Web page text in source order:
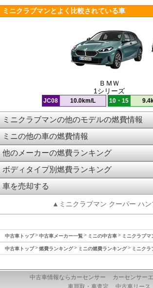
ミニクラブマンとよく比較されている車
ＢＭＷ
1シリーズ
JC08 10.0km/L 10・15
ミニクラブマンの他のモデルの燃費情報
ミニの他の車の燃費情報
他のメーカーの燃費ランキング
ボディタイプ別燃費ランキング
車を売却する
▲ミニクラブマン クーパー ハ
中古車トップ 中古車メーカー一覧 ミニの中古車 ミニクラブマ
中古車トップ 燃費ランキング ミニの燃費ランキング ミニクラ
中古車情報ならカーセンサー
カーセンサー
車買取・車査定
中古車リース